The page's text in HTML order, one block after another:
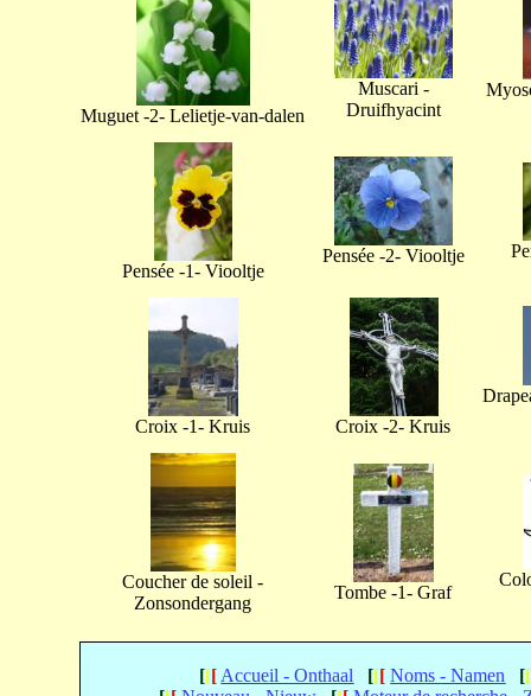
Muguet -2- Lelietje-van-dalen
Muscari -
Druifhyacint
Pensée -1- Viooltje
Pensée -2- Viooltje
Croix -1- Kruis Croix -2- Kruis
Coucher de soleil -
Zonsondergang
Tombe -1- Graf
[[[ Accueil - Onthaal [[[ Noms - Namen [[